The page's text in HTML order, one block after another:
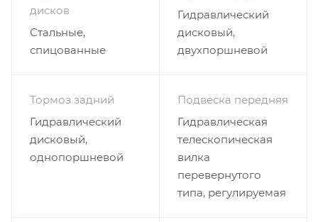
дисков
Стальные,
спицованные
Гидравлический
дисковый,
двухпоршневой
Тормоз задний
Гидравлический
дисковый,
однопоршневой
Подвеска передняя
Гидравлическая
телескопическая
вилка
перевернутого
типа, регулируемая